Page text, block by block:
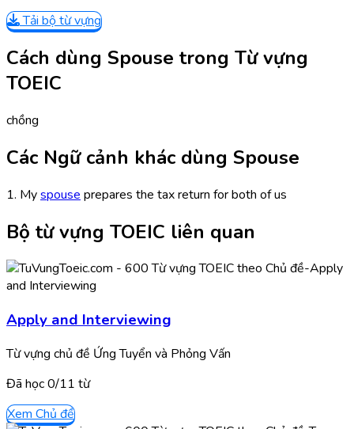
Tải bộ từ vựng
Cách dùng Spouse trong Từ vựng
TOEIC
chồng
Các Ngữ cảnh khác dùng Spouse
1. Myspouse prepares the tax return for both of us
Bộ từ vựng TOEIC liên quan
Apply and Interviewing
Từ vựng chủ đề Ứng Tuyển và Phỏng Vấn
Đã học0/11 từ
Xem Chủ đề